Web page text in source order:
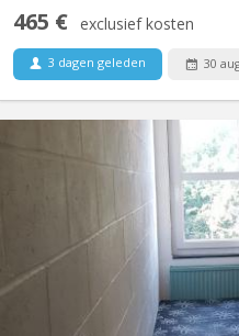
465 € exclusief kosten
3 dagen geleden 30
Kot situé au 32 - 219 Place
arrière au calme (cour des
Appartement
2 WC disponible dès le 1